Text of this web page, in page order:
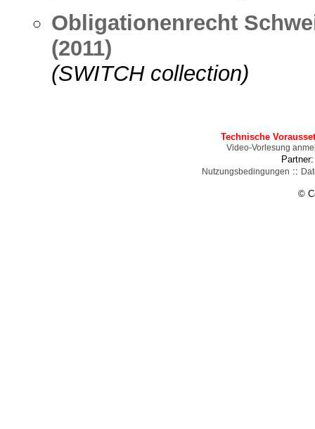
Obligationenrecht
(2011)
(SWITCH collection)
Technische
Video-Vorlesung
Nutzungsbedingungen ::
©